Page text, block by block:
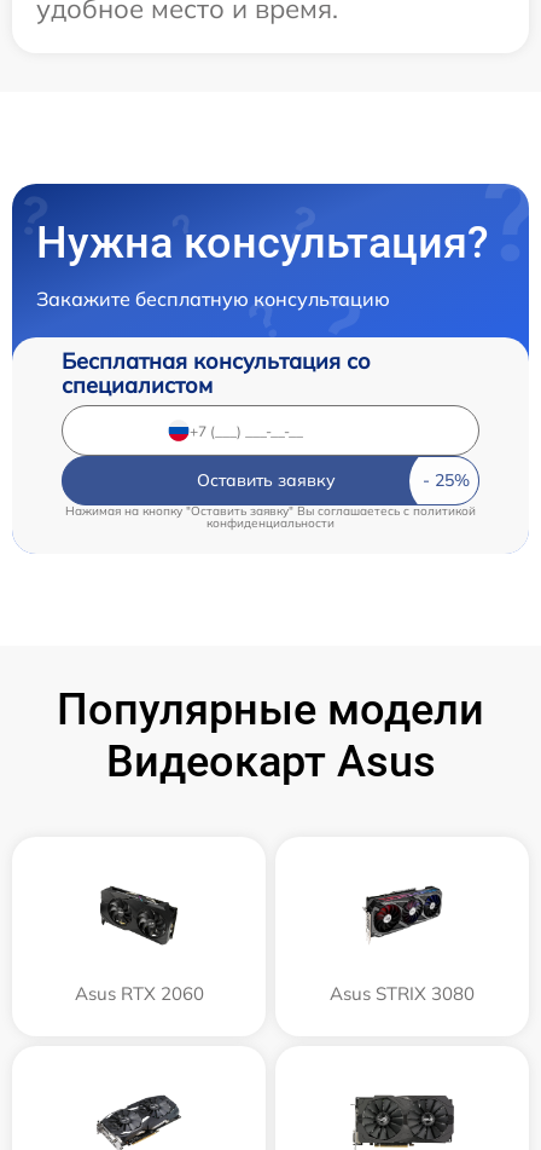
удобное место и время.
Нужна консультация?
Закажите бесплатную консультацию
Бесплатная консультация со
специалистом
Оставить заявку
Нажимая на кнопку "Оставить заявку" Вы соглашаетесь c политикой
конфиденциальности
Популярные модели
Видеокарт Asus
Asus RTX 2060 Asus STRIX 3080